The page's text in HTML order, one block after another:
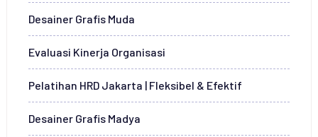
Desainer Grafis Muda
Evaluasi Kinerja Organisasi
Pelatihan HRD Jakarta | Fleksibel & Efektif
Desainer Grafis Madya